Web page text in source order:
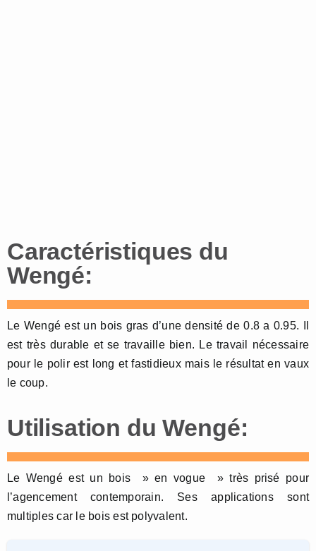
Caractéristiques du
Wengé:
Le Wengé est un bois gras d’une densité de 0.8 a 0.95. Il
est très durable et se travaille bien. Le travail nécessaire
pour le polir est long et fastidieux mais le résultat en vaux
le coup.
Utilisation du Wengé:
Le Wengé est un bois » en vogue » très prisé pour
l’agencement contemporain. Ses applications sont
multiples car le bois est polyvalent.